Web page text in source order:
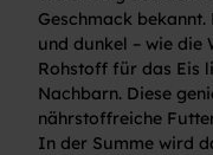
Geschmack
und dunkel – wie die
Rohstoff für das Eis
Nachbarn. Diese
nährstoffreiche
In der Summe wird